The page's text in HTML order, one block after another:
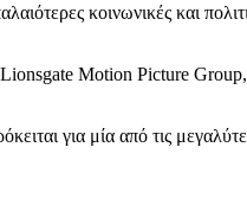
κοινωνικές και
Motion Picture
για μία από τις